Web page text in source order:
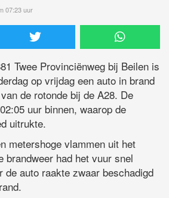
07:23 uur
Twee Provinciënweg bij Beilen is
op vrijdag een auto in brand
de rotonde bij de A28. De
uur binnen, waarop de
uitrukte.
metershoge vlammen uit het
brandweer had het vuur snel
de auto raakte zwaar beschadigd